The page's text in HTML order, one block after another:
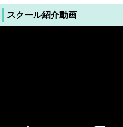
スクール紹介動画